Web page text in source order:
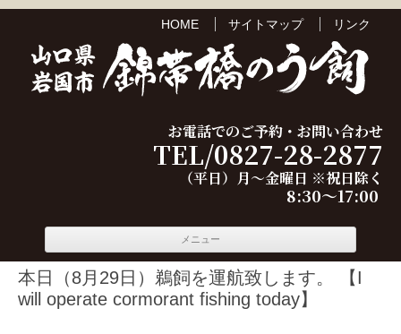
HOME サイトマップ リンク
お電話でのご予約・お問い合わせ
TEL/0827-28-2877
（平日）月～金曜日 ※祝日除く
8:30～17:00
メニュー
本日（8月29日）鵜飼を運航致します。 【I
will operate cormorant fishing today】